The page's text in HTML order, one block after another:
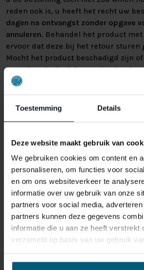
Toestemming Details
Deze website maakt gebruik van
We gebruiken cookies om content en
personaliseren, om functies voor
en om ons websiteverkeer te
informatie over uw gebruik van onze
partners voor social media,
partners kunnen deze gegevens
informatie die u aan ze heeft verstrekt
verzameld op basis van uw gebruik
reden ook is, u heeft het recht uw
dagen na ontvangst zonder opgave
annuleren. Behandel het product
ervoor dat deze bij het retour sturen
Mocht het product beschadigd zijn
meer beschadigd dan nodig, dan
waardevermindering van het
GERELATEERDE